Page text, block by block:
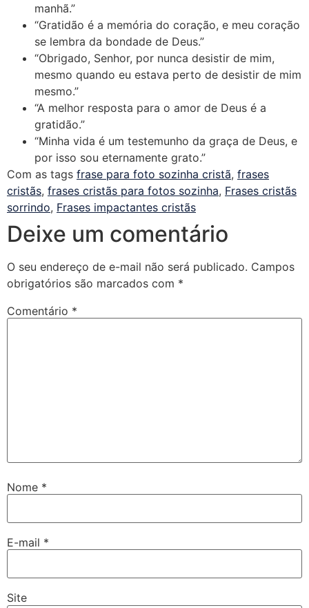
manhã.”
“Gratidão é a memória do coração, e meu coração
se lembra da bondade de Deus.”
“Obrigado, Senhor, por nunca desistir de mim,
mesmo quando eu estava perto de desistir de mim
mesmo.”
“A melhor resposta para o amor de Deus é a
gratidão.”
“Minha vida é um testemunho da graça de Deus, e
por isso sou eternamente grato.”
Com as tags frase para foto sozinha cristã, frases
cristãs, frases cristãs para fotos sozinha, Frases cristãs
sorrindo, Frases impactantes cristãs
Deixe um comentário
O seu endereço de e-mail não será publicado. Campos
obrigatórios são marcados com *
Comentário *
Nome *
E-mail *
Site